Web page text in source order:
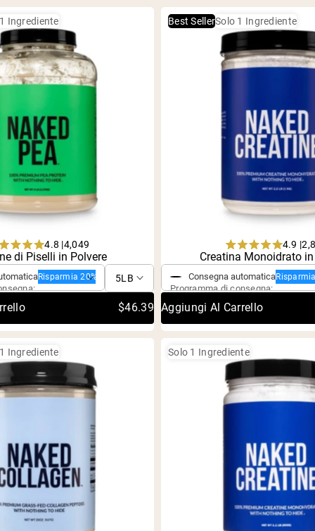
Shop All Protein Powders
Ingrediente
Rated
4.8
out
of
stars
4.8 |4,049
di Piselli in Polvere
Risparmia 20%
$46.39
Best SellerSolo 1 Ingrediente
Rated
4.9
out
of
stars
4.9 |
Creatina Monoidrato
Acquisto singolo
Consegna automatica
Programma di consegna:
Aggiungi Al Carrello
Ingrediente Solo 1 Ingrediente